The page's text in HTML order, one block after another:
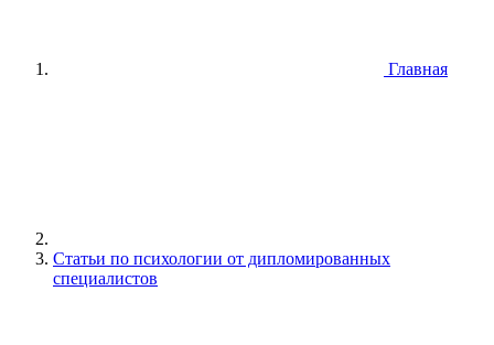
Главная
Статьи по психологии от дипломированных
специалистов